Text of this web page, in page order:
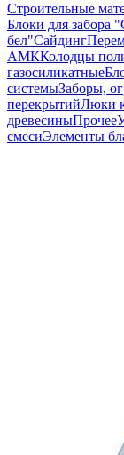
Строительные
Блоки для забора
бел"Сайдинг
АМККолодцы
газосиликатные
системыЗаборы,
перекрытийЛюки
древесиныПрочее
смесиЭлементы